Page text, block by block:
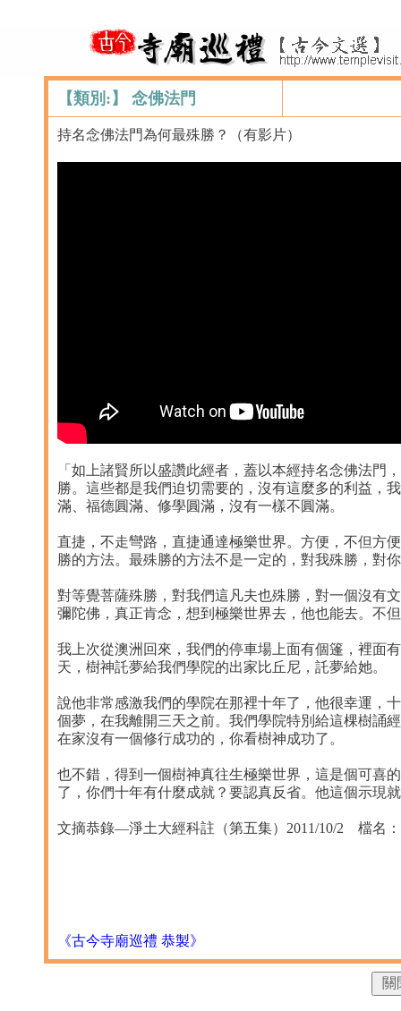
【類別:】 念佛法門
持名念佛法門為何最殊勝？（有影片）
「如上諸賢所以盛讚此經者，蓋以本經持名念佛法
勝。這些都是我們迫切需要的，沒有這麼多的利益，
滿、福德圓滿、修學圓滿，沒有一樣不圓滿。
直捷，不走彎路，直捷通達極樂世界。方便，不但方
勝的方法。最殊勝的方法不是一定的，對我殊勝，對
對等覺菩薩殊勝，對我們這凡夫也殊勝，對一個沒有
彌陀佛，真正肯念，想到極樂世界去，他也能去。不
我上次從澳洲回來，我們的停車場上面有個篷，裡面
天，樹神託夢給我們學院的出家比丘尼，託夢給她。
說他非常感激我們的學院在那裡十年了，他很幸運，
個夢，在我離開三天之前。我們學院特別給這棵樹誦
在家沒有一個修行成功的，你看樹神成功了。
也不錯，得到一個樹神真往生極樂世界，這是個可喜
了，你們十年有什麼成就？要認真反省。他這個示現
文摘恭錄—淨土大經科註（第五集）2011/10/2 檔名：
《古今寺廟巡禮 恭製》